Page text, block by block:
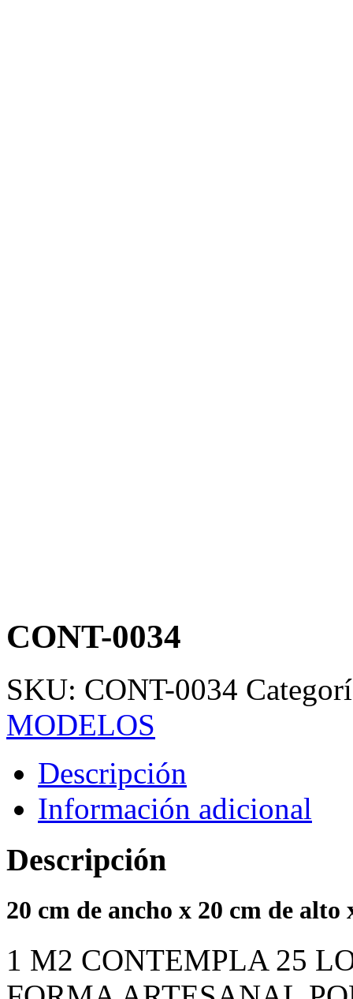
CONT-0034
SKU: CONT-0034
MODELOS
Descripción
Información adicional
Descripción
20 cm de ancho x 20 cm de alto
1 M2 CONTEMPLA 25